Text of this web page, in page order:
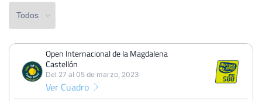
PERDIDOSPARTIDOSGANADOS
1 4
PERDIDOS SETS
Open Internacional de la Magdalena
Castellón
Del 27 al 05 de marzo, 2023
Ver Cuadro